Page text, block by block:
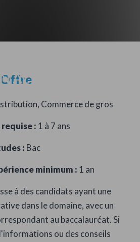
ALTERNANCE
Commerce de gros
: 1 à 7 ans
: Bac
minimum : 1 an
à des candidats ayant une
dans le domaine, avec un
au baccalauréat. Si
ou des conseils